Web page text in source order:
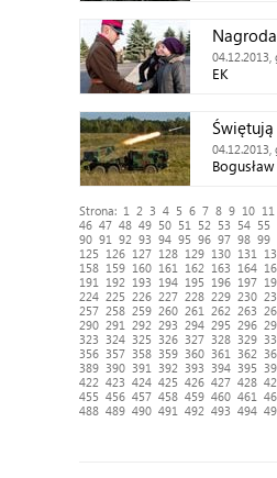
04.12.2013,
EK
04.12.2013,
Strona: 1 2 3 4 5 6 7 8 9 10 11
46 47 48 49 50 51 52 53 54 55
90 91 92 93 94 95 96 97 98 99
125
126 127 128 129 130 131
158 159 160 161 162 163 164
191
192 193 194 195 196 197
224 225 226 227 228 229 230
257 258 259 260 261 262 263
290 291 292 293 294 295 296
323
324 325 326 327 328 329
356 357 358 359 360 361 362
389 390 391 392 393 394 395
422 423 424 425 426 427 428
455 456 457 458 459 460 461
488 489 490 491 492 493 494